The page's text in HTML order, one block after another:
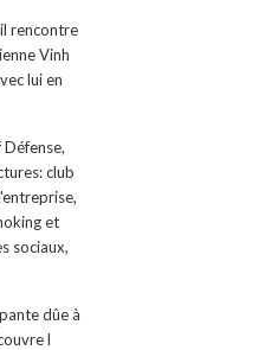
rencontre
Vinh
lui en
club
et
sociaux,
dûe à
l